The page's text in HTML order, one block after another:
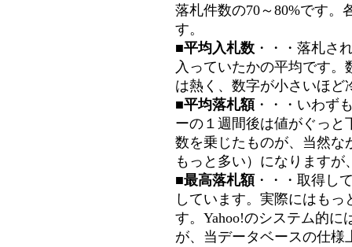
落札件数の70～80%です。
す。
■平均入札数 ・・・落札さ
入っていたかの平均です
は熱く、数字が小さいほど
■平均落札額 ・・・いわず
ーの１週間後は値がぐっと
数を乗じたものが、当然な
もっと多い）になります
■最高落札額 ・・・取得し
しています。実際にはも
す。Yahoo!のシステム的に
が、当データベースの仕様